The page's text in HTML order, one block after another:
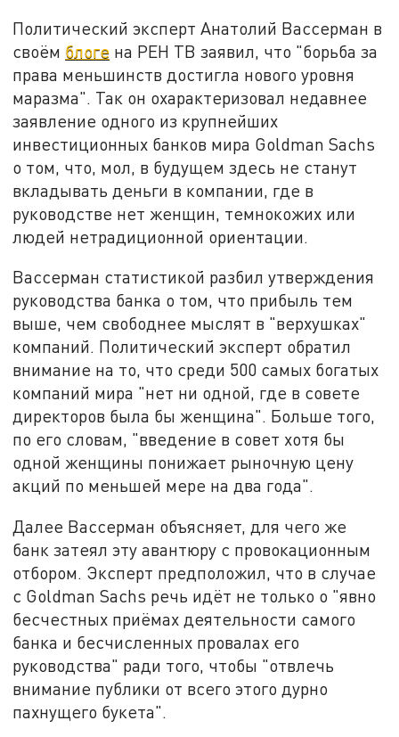
Политический эксперт Анатолий Вассерман в
своём блоге на РЕН ТВ заявил, что "борьба за
права меньшинств достигла нового уровня
маразма". Так он охарактеризовал недавнее
заявление одного из крупнейших
инвестиционных банков мира Goldman Sachs
о том, что, мол, в будущем здесь не станут
вкладывать деньги в компании, где в
руководстве нет женщин, темнокожих или
людей нетрадиционной ориентации.
Вассерман статистикой разбил утверждения
руководства банка о том, что прибыль тем
выше, чем свободнее мыслят в "верхушках"
компаний. Политический эксперт обратил
внимание на то, что среди 500 самых богатых
компаний мира "нет ни одной, где в совете
директоров была бы женщина". Больше того,
по его словам, "введение в совет хотя бы
одной женщины понижает рыночную цену
акций по меньшей мере на два года".
Далее Вассерман объясняет, для чего же
банк затеял эту авантюру с провокационным
отбором. Эксперт предположил, что в случае
с Goldman Sachs речь идёт не только о "явно
бесчестных приёмах деятельности самого
банка и бесчисленных провалах его
руководства" ради того, чтобы "отвлечь
внимание публики от всего этого дурно
пахнущего букета".